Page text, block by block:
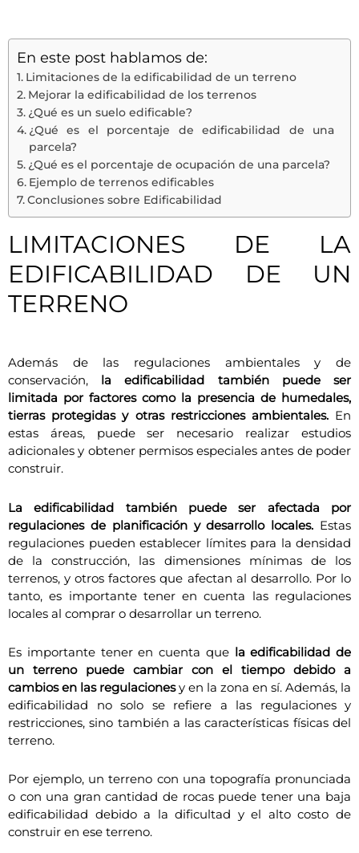
En este post hablamos de:
Limitaciones de la edificabilidad de un terreno
Mejorar la edificabilidad de los terrenos
¿Qué es un suelo edificable?
¿Qué es el porcentaje de edificabilidad de una
parcela?
¿Qué es el porcentaje de ocupación de una parcela?
Ejemplo de terrenos edificables
Conclusiones sobre Edificabilidad
LIMITACIONES DE LA
EDIFICABILIDAD DE UN
TERRENO
Además de las regulaciones ambientales y de
conservación, la edificabilidad también puede ser
limitada por factores como la presencia de humedales,
tierras protegidas y otras restricciones ambientales.En
estas áreas, puede ser necesario realizar estudios
adicionales y obtener permisos especiales antes de poder
construir.
La edificabilidad también puede ser afectada por
regulaciones de planificación y desarrollo locales. Estas
regulaciones pueden establecer límites para la densidad
de la construcción, las dimensiones mínimas de los
terrenos, y otros factores que afectan al desarrollo. Por lo
tanto, es importante tener en cuenta las regulaciones
locales al comprar o desarrollar un terreno.
Es importante tener en cuenta quela edificabilidad de
un terreno puede cambiar con el tiempo debido a
cambios en las regulacionesy en la zona en sí. Además, la
edificabilidad no solo se refiere a las regulaciones y
restricciones, sino también a las características físicas del
terreno.
Por ejemplo, un terreno con una topografía pronunciada
o con una gran cantidad de rocas puede tener una baja
edificabilidad debido a la dificultad y el alto costo de
construir en ese terreno.